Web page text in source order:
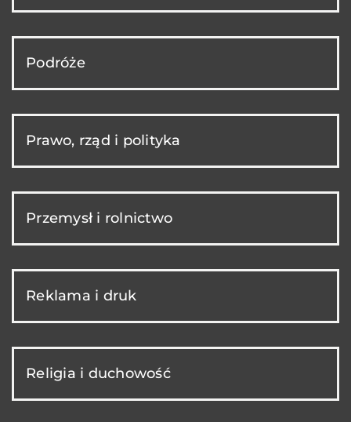
Podróże
Prawo, rząd i polityka
Przemysł i rolnictwo
Reklama i druk
Religia i duchowość